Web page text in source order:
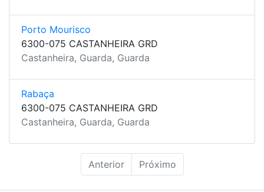
Porto Mourisco
6300-075 CASTANHEIRA GRD
Castanheira, Guarda, Guarda
Rabaça
6300-075 CASTANHEIRA GRD
Castanheira, Guarda, Guarda
Anterior Próximo